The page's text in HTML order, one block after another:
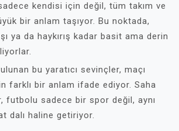
kendisi için değil, tüm takım ve
bir anlam taşıyor. Bu noktada,
ya da haykırış kadar basit ama derin
bu yaratıcı sevinçler, maçı
farklı bir anlam ifade ediyor. Saha
futbolu sadece bir spor değil, aynı
dalı haline getiriyor.